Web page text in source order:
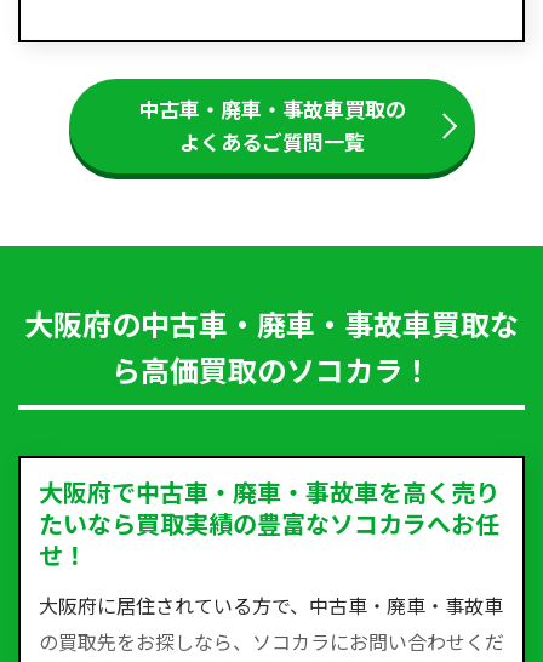
中古車・廃車・事故車買取の
よくあるご質問一覧
大阪府の中古車・廃車・事故車買取な
ら高価買取のソコカラ！
大阪府で中古車・廃車・事故車を高く売り
たいなら買取実績の豊富なソコカラへお任
せ！
大阪府に居住されている方で、中古車・廃車・事故車
の買取先をお探しなら、ソコカラにお問い合わせくだ